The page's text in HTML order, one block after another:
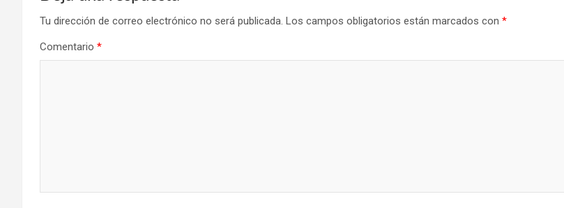
Tu dirección de correo electrónico no será publicada. Los campos obligatorios están marcados con *
Comentario *